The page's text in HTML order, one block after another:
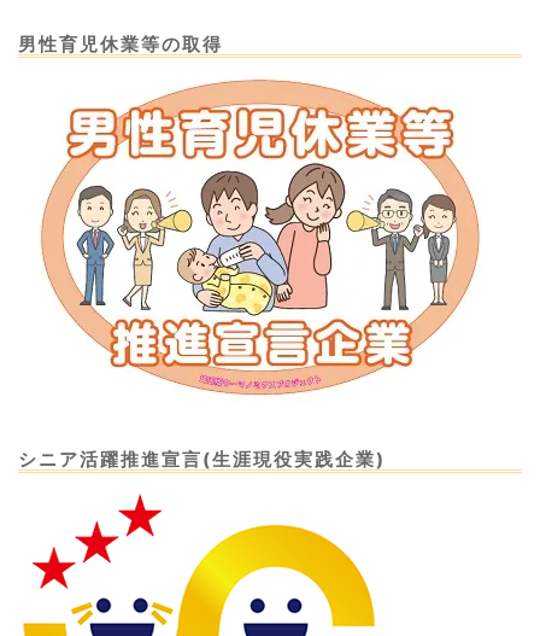
男性育児休業等の取得
シニア活躍推進宣言(生涯現役実践企業)